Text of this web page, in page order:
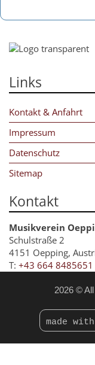
Saxophon
Tenorhorn
Trompete
Tuba
Stabführer
Obmann
Links
Kontakt & Anfahrt
Impressum
Datenschutz
Sitemap
Kontakt
Musikverein
Schulstraße 2
4151 Oepping,
T: +43 664 8485651
2026 ©
made with